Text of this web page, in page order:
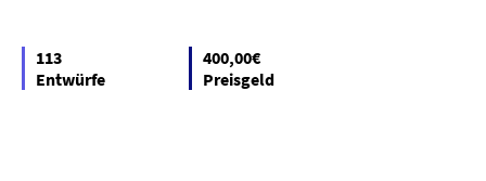
113
Entwürfe
400,00€
Preisgeld